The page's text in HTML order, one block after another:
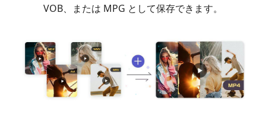
VOB、または MPG として保存できます。